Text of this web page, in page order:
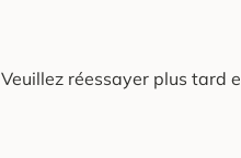
Veuillez réessayer plus tard